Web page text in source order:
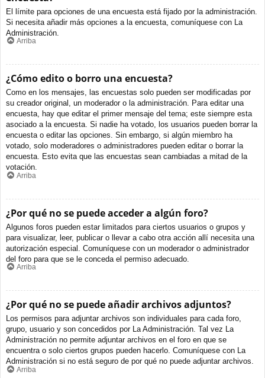
El límite para opciones de una encuesta está fijado por la administración.
Si necesita añadir más opciones a la encuesta, comuníquese con La
Administración.
Arriba
¿Cómo edito o borro una encuesta?
Como en los mensajes, las encuestas solo pueden ser modificadas por
su creador original, un moderador o la administración. Para editar una
encuesta, hay que editar el primer mensaje del tema; este siempre esta
asociado a la encuesta. Si nadie ha votado, los usuarios pueden borrar la
encuesta o editar las opciones. Sin embargo, si algún miembro ha
votado, solo moderadores o administradores pueden editar o borrar la
encuesta. Esto evita que las encuestas sean cambiadas a mitad de la
votación.
Arriba
¿Por qué no se puede acceder a algún foro?
Algunos foros pueden estar limitados para ciertos usuarios o grupos y
para visualizar, leer, publicar o llevar a cabo otra acción allí necesita una
autorización especial. Comuníquese con un moderador o administrador
del foro para que se le conceda el permiso adecuado.
Arriba
¿Por qué no se puede añadir archivos adjuntos?
Los permisos para adjuntar archivos son individuales para cada foro,
grupo, usuario y son concedidos por La Administración. Tal vez La
Administración no permite adjuntar archivos en el foro en que se
encuentra o solo ciertos grupos pueden hacerlo. Comuníquese con La
Administración si no está seguro de por qué no puede adjuntar archivos.
Arriba